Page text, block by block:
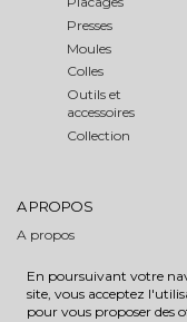
Presses
Moules
Colles
Outils et
accessoires
Collection
A PROPOS
A propos
Partenaires
SFI
En poursuivant votre
site, vous acceptez
pour vous proposer des